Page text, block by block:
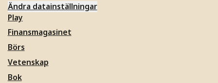
Ändra datainställningar
Play
Finansmagasinet
Börs
Vetenskap
Bok